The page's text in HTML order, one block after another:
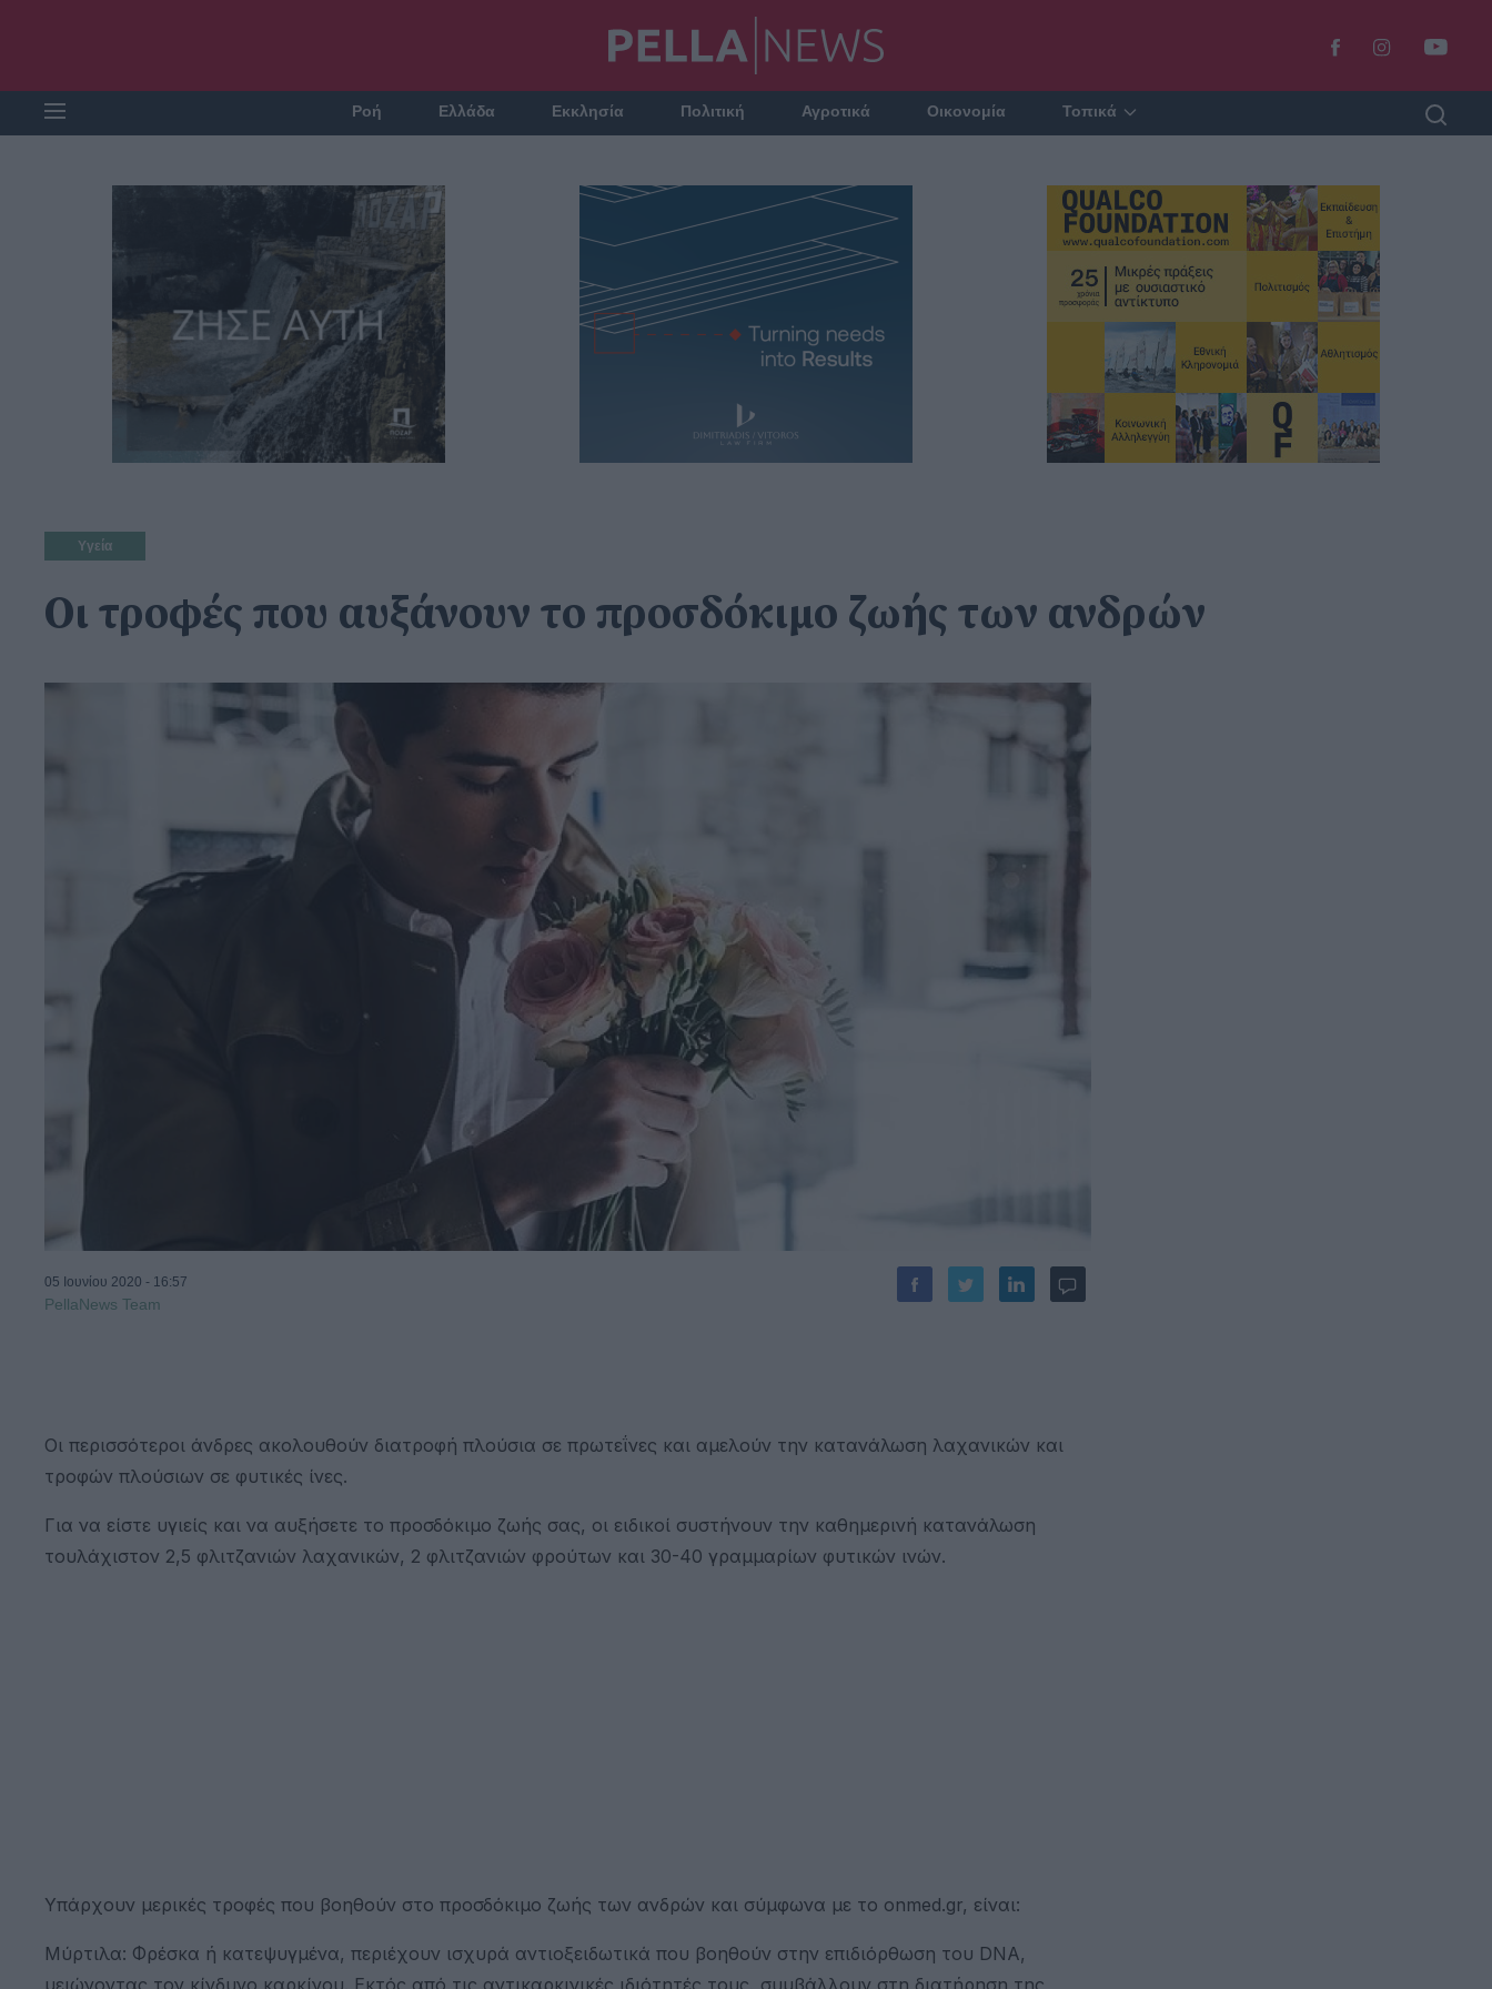
Ροή Ελλάδα Εκκλησία Πολιτική Αγροτικά Οικονομία Τοπικά
Υγεία
Οι τροφές που αυξάνουν το προσδόκιμο ζωής των ανδρών
05 Ιουνίου 2020 - 16:57
PellaNews Team
Οι περισσότεροι άνδρες ακολουθούν διατροφή πλούσια σε πρωτεΐνες και αμελούν την κατανάλωση λαχανικών και
τροφών πλούσιων σε φυτικές ίνες.
Για να είστε υγιείς και να αυξήσετε το προσδόκιμο ζωής σας, οι ειδικοί συστήνουν την καθημερινή κατανάλωση
τουλάχιστον 2,5 φλιτζανιών λαχανικών, 2 φλιτζανιών φρούτων και 30-40 γραμμαρίων φυτικών ινών.
Υπάρχουν μερικές τροφές που βοηθούν στο προσδόκιμο ζωής των ανδρών και σύμφωνα με το onmed.gr, είναι:
Μύρτιλα: Φρέσκα ή κατεψυγμένα, περιέχουν ισχυρά αντιοξειδωτικά που βοηθούν στην επιδιόρθωση του DNA,
μειώνοντας τον κίνδυνο καρκίνου. Εκτός από τις αντικαρκινικές ιδιότητές τους, συμβάλλουν στη διατήρηση της